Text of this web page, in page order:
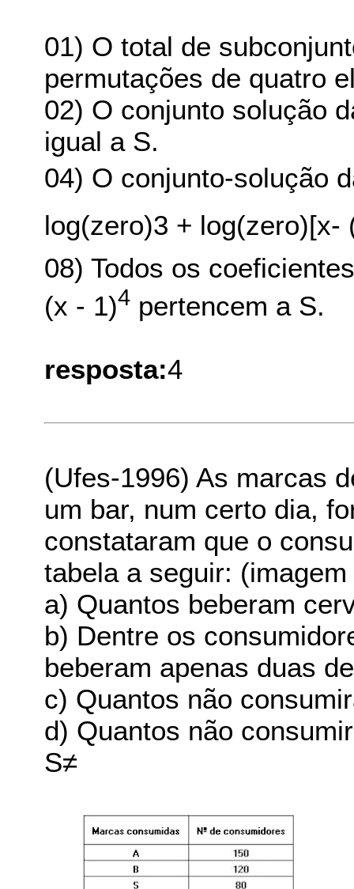
01) O total de
permutações de quatro
02) O conjunto solução
igual a S.
04) O conjunto-solução
log(zero)3 +
08) Todos os
(x - 1)4 pertencem a S.
resposta:4
(Ufes-1996) As marcas
um bar, num certo dia,
constataram que o
tabela a seguir:
a) Quantos beberam
b) Dentre os
beberam apenas duas
c) Quantos não
d) Quantos não
S≠